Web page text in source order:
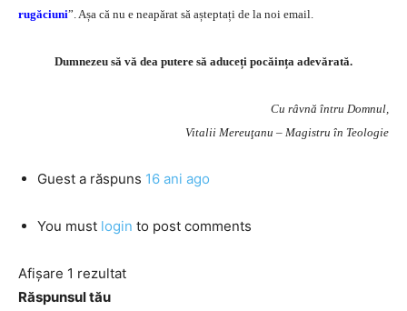
rugăciuni”. Așa că nu e neapărat să așteptați de la noi email.
Dumnezeu să vă dea putere să aduceți pocăința adevărată.
Cu râvnă întru Domnul,
Vitalii Mereuţanu – Magistru în Teologie
Guest a răspuns 16 ani ago
You must login to post comments
Afișare 1 rezultat
Răspunsul tău